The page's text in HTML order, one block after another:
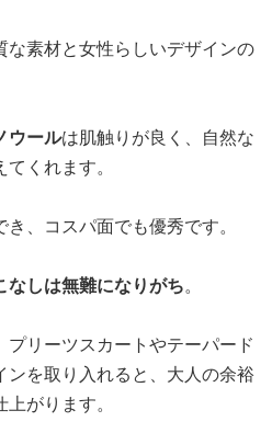
な素材と女性らしいデザインの
ウールは肌触りが良く、自然な
くれます。
、コスパ面でも優秀です。
なしは無難になりがち。
リーツスカートやテーパード
を取り入れると、大人の余裕
がります。